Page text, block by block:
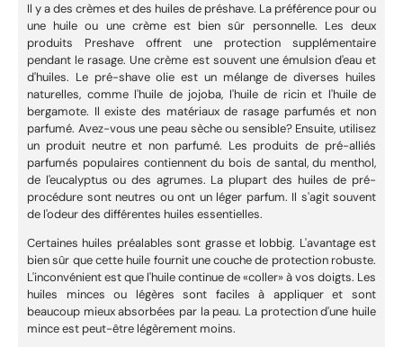
Il y a des crèmes et des huiles de préshave. La préférence pour ou
une huile ou une crème est bien sûr personnelle. Les deux
produits Preshave offrent une protection supplémentaire
pendant le rasage. Une crème est souvent une émulsion d'eau et
d'huiles. Le pré-shave olie est un mélange de diverses huiles
naturelles, comme l'huile de jojoba, l'huile de ricin et l'huile de
bergamote. Il existe des matériaux de rasage parfumés et non
parfumé. Avez-vous une peau sèche ou sensible? Ensuite, utilisez
un produit neutre et non parfumé. Les produits de pré-alliés
parfumés populaires contiennent du bois de santal, du menthol,
de l'eucalyptus ou des agrumes. La plupart des huiles de pré-
procédure sont neutres ou ont un léger parfum. Il s'agit souvent
de l'odeur des différentes huiles essentielles.
Certaines huiles préalables sont grasse et lobbig. L'avantage est
bien sûr que cette huile fournit une couche de protection robuste.
L'inconvénient est que l'huile continue de «coller» à vos doigts. Les
huiles minces ou légères sont faciles à appliquer et sont
beaucoup mieux absorbées par la peau. La protection d'une huile
mince est peut-être légèrement moins.